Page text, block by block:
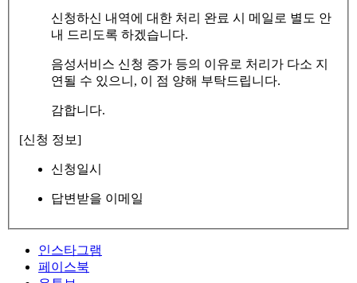
신청하신 내역에 대한 처리 완료 시 메일로 별도 안
내 드리도록 하겠습니다.
음성서비스 신청 증가 등의 이유로 처리가 다소 지
연될 수 있으니, 이 점 양해 부탁드립니다.
감합니다.
[신청 정보]
신청일시
답변받을 이메일
인스타그램
페이스북